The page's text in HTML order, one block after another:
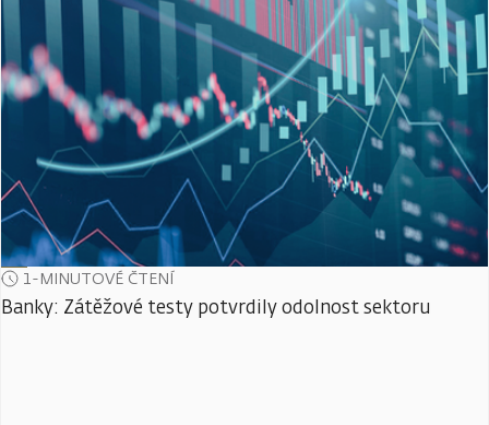
1-MINUTOVÉ ČTENÍ
Banky: Zátěžové testy potvrdily odolnost sektoru